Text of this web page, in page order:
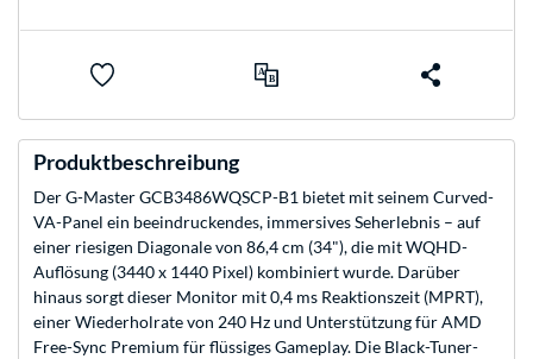
Produktbeschreibung
Der G-Master GCB3486WQSCP-B1 bietet mit seinem Curved-
VA-Panel ein beeindruckendes, immersives Seherlebnis – auf
einer riesigen Diagonale von 86,4 cm (34"), die mit WQHD-
Auflösung (3440 x 1440 Pixel) kombiniert wurde. Darüber
hinaus sorgt dieser Monitor mit 0,4 ms Reaktionszeit (MPRT),
einer Wiederholrate von 240 Hz und Unterstützung für AMD
Free-Sync Premium für flüssiges Gameplay. Die Black-Tuner-